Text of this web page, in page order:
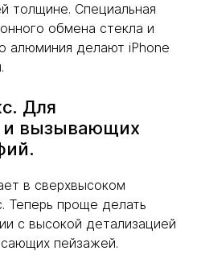
толщине. Специальная
обмена стекла и
алюминия делают iPhone
Для
и вызывающих
в сверхвысоком
Теперь проще делать
с высокой детализацией
пейзажей.